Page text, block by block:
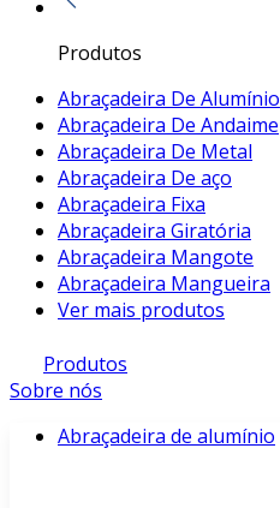
Produtos
Abraçadeira De Alumínio
Abraçadeira De Andaime
Abraçadeira De Metal
Abraçadeira De aço
Abraçadeira Fixa
Abraçadeira Giratória
Abraçadeira Mangote
Abraçadeira Mangueira
Ver mais produtos
Produtos
Sobre nós
Abraçadeira de alumínio